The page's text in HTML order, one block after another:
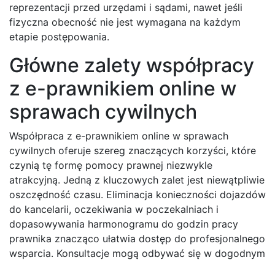
reprezentacji przed urzędami i sądami, nawet jeśli
fizyczna obecność nie jest wymagana na każdym
etapie postępowania.
Główne zalety współpracy
z e-prawnikiem online w
sprawach cywilnych
Współpraca z e-prawnikiem online w sprawach
cywilnych oferuje szereg znaczących korzyści, które
czynią tę formę pomocy prawnej niezwykle
atrakcyjną. Jedną z kluczowych zalet jest niewątpliwie
oszczędność czasu. Eliminacja konieczności dojazdów
do kancelarii, oczekiwania w poczekalniach i
dopasowywania harmonogramu do godzin pracy
prawnika znacząco ułatwia dostęp do profesjonalnego
wsparcia. Konsultacje mogą odbywać się w dogodnym